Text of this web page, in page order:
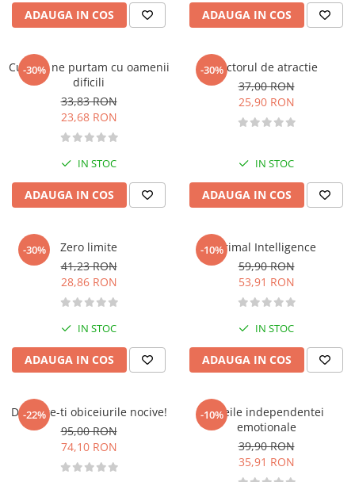
Resurse umane
Carte scolara
Atlase, dictionare si enciclopedii
Carte prescolara
Carte scolara
Ghiduri de conversatie
Invatamant gimnazial
Invatamant primar
Invatarea limbilor straine
Liceu
Povesti si povestiri
Carti in limba engleza
Activitati si jocuri pentru copii
Atlase, dictionare si enciclopedii
Carte prescolara
Carti de colorat
Carti pentru copii
ADAUGA IN COS ADAUGA IN COS
-30%
Cum sa ne purtam cu oamenii
dificili
33,83 RON
23,68 RON
IN STOC
ADAUGA IN COS
-30%Factorul de atractie
37,00 RON
25,90 RON
IN STOC
ADAUGA IN COS
-30%
Zero limite
41,23 RON
28,86 RON
IN STOC
ADAUGA IN COS
-10%Primal Intelligence
59,90 RON
53,91 RON
IN STOC
ADAUGA IN COS
-22%
Distruge-ti obiceiurile nocive!
95,00 RON
74,10 RON
-10%
Cheile independentei
emotionale
39,90 RON
35,91 RON